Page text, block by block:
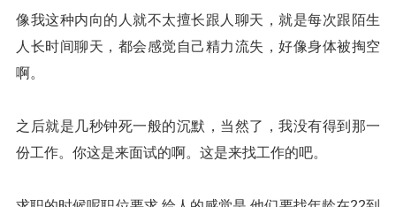
像我这种内向的人就不太擅长跟人聊天，就是每次跟陌生
人长时间聊天，都会感觉自己精力流失，好像身体被掏空
啊。
之后就是几秒钟死一般的沉默，当然了，我没有得到那一
份工作。你这是来面试的啊。这是来找工作的吧。